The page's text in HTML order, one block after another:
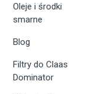
Oleje i środki
smarne
Blog
Filtry do Claas
Dominator